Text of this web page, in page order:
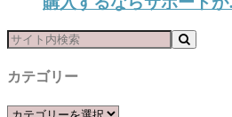
カテゴリー
カ